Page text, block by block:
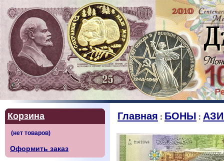
Корзина
Оформить заказ
Главная : БОНЫ :